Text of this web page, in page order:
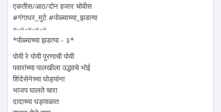
एकतीस/आठ/दोन हजार चोवीस
#गंगाधर_मुटे #पोळ्याच्या_झडत्या
=-=-=-=-=
*पोळ्याच्या झडत्या - ३*
पोयी रे पोयी पुरणाची पोयी
पवारांच्या पालखीला उद्धवचे भोई
शिंदेसेनेच्या घोड्यांना
भाजप घालते चारा
दादाच्या घड्याळात